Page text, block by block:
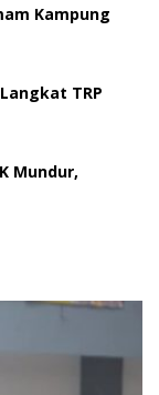
Kampung
TRP
Mundur,